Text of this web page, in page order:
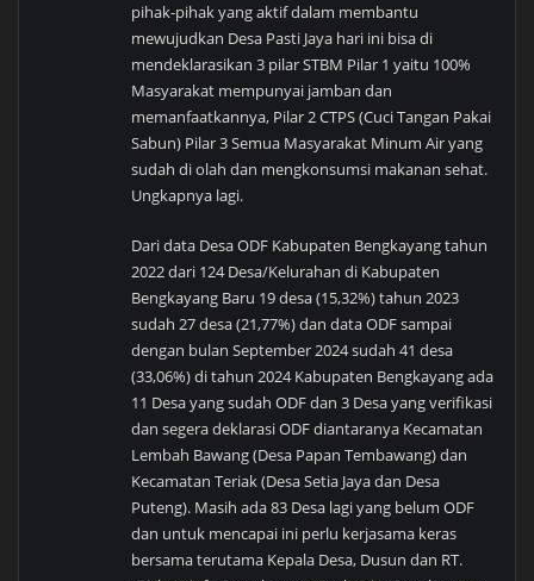
pihak-pihak yang aktif dalam membantu
mewujudkan Desa Pasti Jaya hari ini bisa di
mendeklarasikan 3 pilar STBM Pilar 1 yaitu 100%
Masyarakat mempunyai jamban dan
memanfaatkannya, Pilar 2 CTPS (Cuci Tangan Pakai
Sabun) Pilar 3 Semua Masyarakat Minum Air yang
sudah di olah dan mengkonsumsi makanan sehat.
Ungkapnya lagi.
Dari data Desa ODF Kabupaten Bengkayang tahun
2022 dari 124 Desa/Kelurahan di Kabupaten
Bengkayang Baru 19 desa (15,32%) tahun 2023
sudah 27 desa (21,77%) dan data ODF sampai
dengan bulan September 2024 sudah 41 desa
(33,06%) di tahun 2024 Kabupaten Bengkayang ada
11 Desa yang sudah ODF dan 3 Desa yang verifikasi
dan segera deklarasi ODF diantaranya Kecamatan
Lembah Bawang (Desa Papan Tembawang) dan
Kecamatan Teriak (Desa Setia Jaya dan Desa
Puteng). Masih ada 83 Desa lagi yang belum ODF
dan untuk mencapai ini perlu kerjasama keras
bersama terutama Kepala Desa, Dusun dan RT.